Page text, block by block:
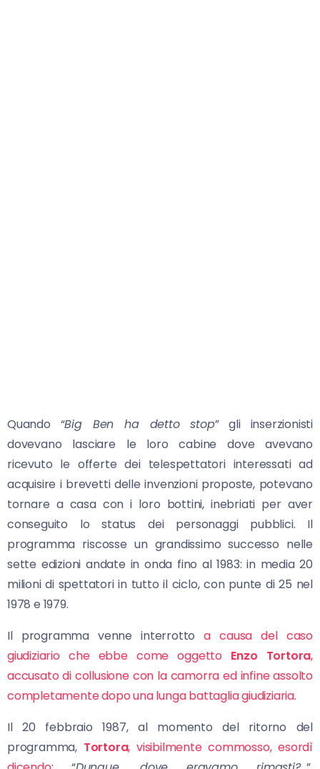
Quando “Big Ben ha detto stop” gli inserzionisti
dovevano lasciare le loro cabine dove avevano
ricevuto le offerte dei telespettatori interessati ad
acquisire i brevetti delle invenzioni proposte, potevano
tornare a casa con i loro bottini, inebriati per aver
conseguito lo status dei personaggi pubblici. Il
programma riscosse un grandissimo successo nelle
sette edizioni andate in onda fino al 1983: in media 20
milioni di spettatori in tutto il ciclo, con punte di 25 nel
1978 e 1979.
Il programma venne interrotto a causa del caso
giudiziario che ebbe come oggetto Enzo Tortora,
accusato di collusione con la camorra ed infine assolto
completamente dopo una lunga battaglia giudiziaria.
Il 20 febbraio 1987, al momento del ritorno del
programma, Tortora, visibilmente commosso, esordì